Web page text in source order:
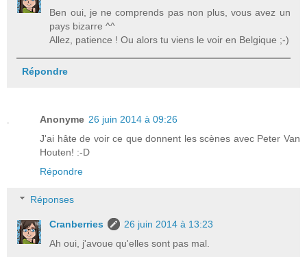
Ben oui, je ne comprends pas non plus, vous avez un
pays bizarre ^^
Allez, patience ! Ou alors tu viens le voir en Belgique ;-)
Répondre
Anonyme 26 juin 2014 à 09:26
J'ai hâte de voir ce que donnent les scènes avec Peter Van
Houten! :-D
Répondre
Réponses
Cranberries
26 juin 2014 à 13:23
Ah oui, j'avoue qu'elles sont pas mal.